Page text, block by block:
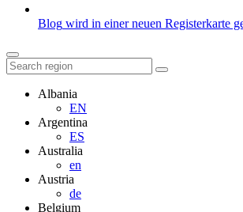
Blog wird in einer neuen Registerkarte
Albania
EN
Argentina
ES
Australia
en
Austria
de
Belgium